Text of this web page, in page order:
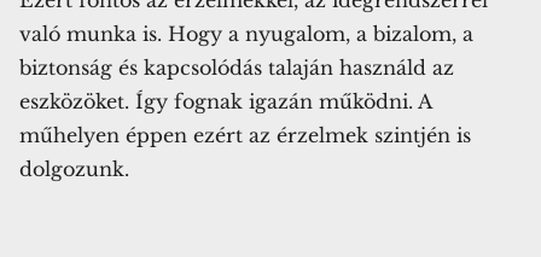
való munka is. Hogy a nyugalom, a bizalom, a
biztonság és kapcsolódás talaján használd az
eszközöket. Így fognak igazán működni. A
műhelyen éppen ezért az érzelmek szintjén is
dolgozunk.
Töltsd le most
ingyen!
A harmonikus anya-gyerek kapcsolatról és